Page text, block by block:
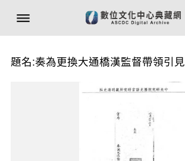
題名:奏為更換大通橋漢監督帶領引見